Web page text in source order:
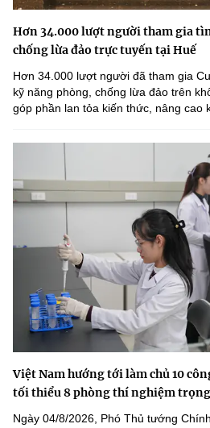
Hơn 34.000 lượt người tham gia
chống lừa đảo trực tuyến tại Huế
Hơn 34.000 lượt người đã tham gia
kỹ năng phòng, chống lừa đảo trên
góp phần lan tỏa kiến thức, nâng cao
Việt Nam hướng tới làm chủ 10
tối thiểu 8 phòng thí nghiệm
Ngày 04/8/2026, Phó Thủ tướng